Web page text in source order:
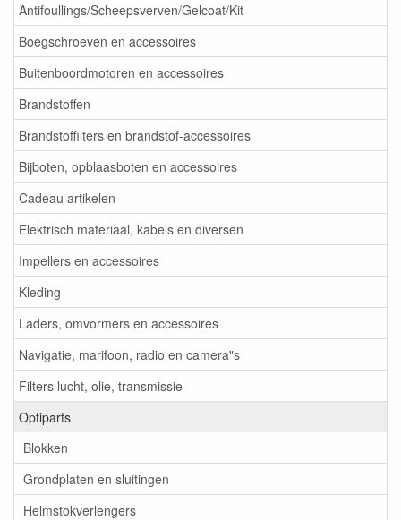
Antifoullings/Scheepsverven/Gelcoat/Kit
Boegschroeven en accessoires
Buitenboordmotoren en accessoires
Brandstoffen
Brandstoffilters en brandstof-accessoires
Bijboten, opblaasboten en accessoires
Cadeau artikelen
Elektrisch materiaal, kabels en diversen
Impellers en accessoires
Kleding
Laders, omvormers en accessoires
Navigatie, marifoon, radio en camera"s
Filters lucht, olie, transmissie
Optiparts
Blokken
Grondplaten en sluitingen
Helmstokverlengers